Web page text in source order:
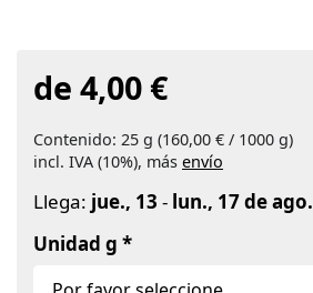
de 4,00 €
Contenido: 25 g (160,00 € / 1000 g)
incl. IVA (10%), más envío
Llega: jue., 13 - lun., 17 de ago.
Unidad g